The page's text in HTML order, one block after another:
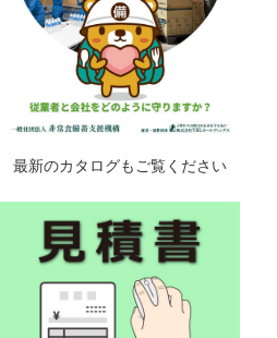
最新のカタログもご覧ください